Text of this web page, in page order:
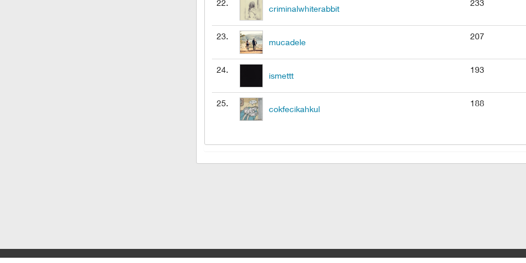
22.
criminalwhiterabbit
233
23.
mucadele
207
24.
ismettt
193
25.
cokfecikahkul
188